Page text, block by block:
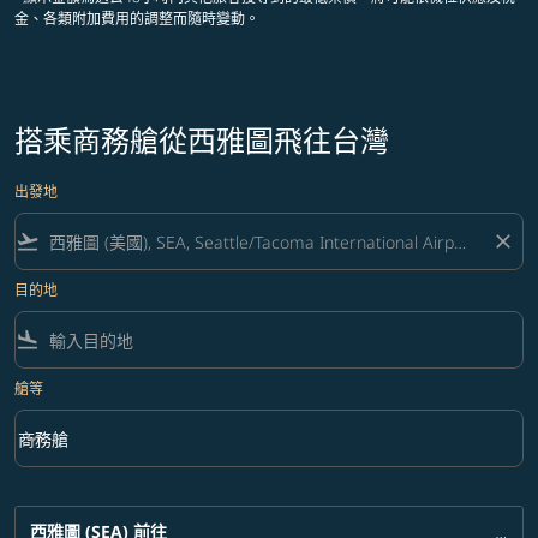
金、各類附加費用的調整而隨時變動。
搭乘商務艙從西雅圖飛往台灣
出發地
flight_takeoff close
目的地
flight_land
艙等
艙等 option 商務艙 Selected
商務艙
keyboard_arrow_down
西雅圖 (SEA) 前往